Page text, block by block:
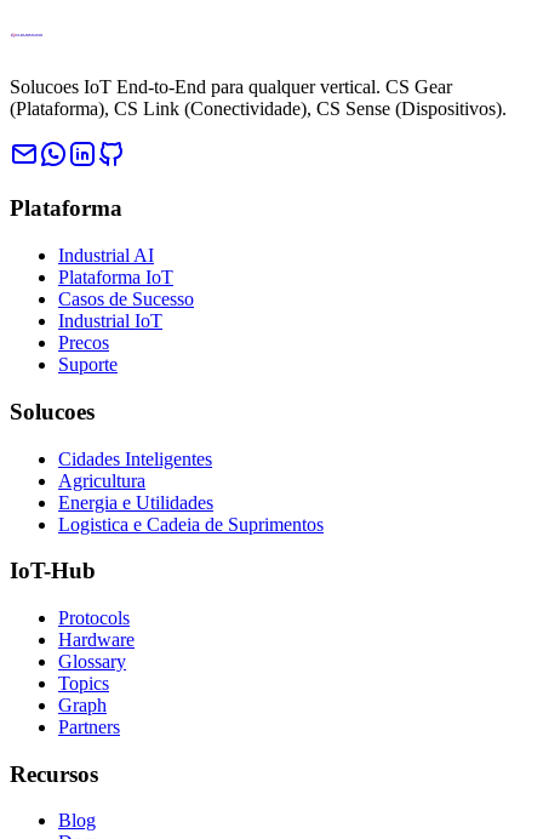
Solucoes IoT End-to-End para qualquer vertical. CS Gear
(Plataforma), CS Link (Conectividade), CS Sense (Dispositivos).
Plataforma
Industrial AI
Plataforma IoT
Casos de Sucesso
Industrial IoT
Precos
Suporte
Solucoes
Cidades Inteligentes
Agricultura
Energia e Utilidades
Logistica e Cadeia de Suprimentos
IoT-Hub
Protocols
Hardware
Glossary
Topics
Graph
Partners
Recursos
Blog